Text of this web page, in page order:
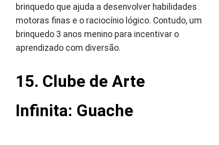
brinquedo que ajuda a desenvolver habilidades
motoras finas e o raciocínio lógico. Contudo, um
brinquedo 3 anos menino para incentivar o
aprendizado com diversão.
15. Clube de Arte
Infinita: Guache